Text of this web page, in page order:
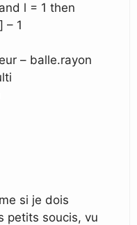
l = 1 then
– 1
– balle.rayon
si je dois
petits soucis, vu